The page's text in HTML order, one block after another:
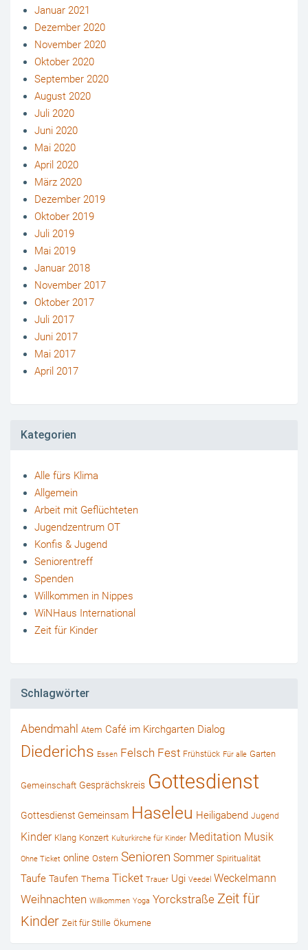
Januar 2021
Dezember 2020
November 2020
Oktober 2020
September 2020
August 2020
Juli 2020
Juni 2020
Mai 2020
April 2020
März 2020
Dezember 2019
Oktober 2019
Juli 2019
Mai 2019
Januar 2018
November 2017
Oktober 2017
Juli 2017
Juni 2017
Mai 2017
April 2017
Kategorien
Alle fürs Klima
Allgemein
Arbeit mit Geflüchteten
Jugendzentrum OT
Konfis & Jugend
Seniorentreff
Spenden
Willkommen in Nippes
WiNHaus International
Zeit für Kinder
Schlagwörter
Abendmahl Atem Café im Kirchgarten Dialog
Diederichs Essen Felsch Fest Frühstück Für alle Garten
Gemeinschaft Gesprächskreis Gottesdienst
Gottesdienst Gemeinsam Haseleu Heiligabend Jugend
Kinder Klang Konzert Kulturkirche für Kinder Meditation Musik
Ohne Ticket online Ostern Senioren Sommer Spiritualität
Taufe Taufen Thema Ticket Trauer Ugi Veedel Weckelmann
Weihnachten Willkommen Yoga Yorckstraße Zeit für
Kinder Zeit für Stille Ökumene